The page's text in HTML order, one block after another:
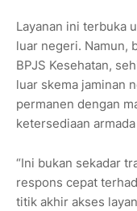
Layanan ini terbuka
luar negeri. Namun,
BPJS Kesehatan,
luar skema jaminan
permanen dengan
ketersediaan
“Ini bukan sekadar
respons cepat
titik akhir akses